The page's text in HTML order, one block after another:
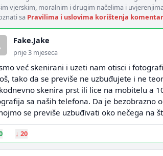
vjerskim, moralnim i drugim načelima i
sa Pravilima i uslovima korištenja
Fake.Jake
prije 3 mjeseca
već skenirani i uzeti nam otisci i
tako da se previše ne uzbuđujete i ne
skenira prst ili lice na mobitelu a
sa naših telefona. Da je bezobrazno
se previše uzbuđivati oko nečega na
↓ 20